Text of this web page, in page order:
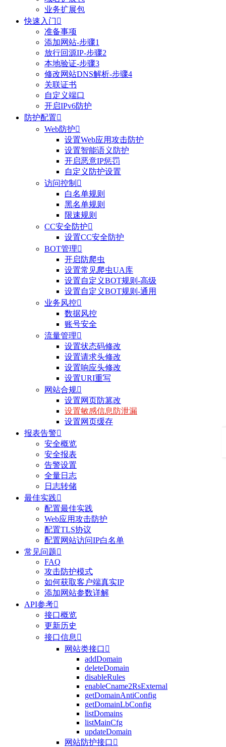
业务扩展包
快速入门 
准备事项
添加网站-步骤1
放行回源IP-步骤2
本地验证-步骤3
修改网站DNS解析-步骤4
关联证书
自定义端口
开启IPv6防护
防护配置
Web防护
设置Web应用攻击防护
设置智能语义防护
开启恶意IP惩罚
自定义防护设置
访问控制 
白名单规则
黑名单规则
限速规则
CC安全防护
设置CC安全防护
BOT管理
开启防爬虫
设置常见爬虫UA库
设置自定义BOT规则-高级
设置自定义BOT规则-通用
业务风控
数据风控
账号安全
流量管理
设置状态码修改
设置请求头修改
设置响应头修改
设置URI重写
网站合规
设置网页防篡改
设置敏感信息防泄漏
设置网页缓存
报表告警
安全概览
安全报表
告警设置
全量日志
日志转储
最佳实践
配置最佳实践
Web应用攻击防护
配置TLS协议
配置网站访问IP白名单
常见问题
FAQ
攻击防护模式
如何获取客户端真实IP
添加网站参数详解
API参考
接口概览
更新历史
接口信息 
网站类接口 
addDomain
deleteDomain
disableRules
enableCname2RsExternal
getDomainAntiConfig
getDomainLbConfig
listDomains
listMainCfg
updateDomain
网站防护接口 